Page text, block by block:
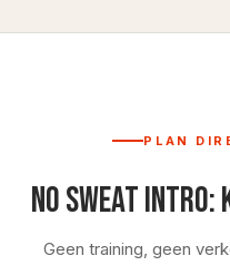
PLAN
No Sweat Intro:
Geen training, geen